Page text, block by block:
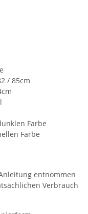
/ 85cm
Farbe
Farbe
entnommen
Verbrauch